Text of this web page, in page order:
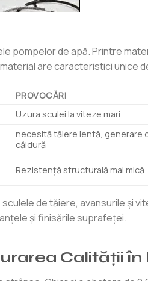
de apă. Printre
are caracteristici unice
PROVOCĂRI
Uzura sculei la viteze mari
necesită tăiere lentă, generare
căldură
Rezistență structurală mai mică
de tăiere, avansurile și
și finisările suprafeței.
Calității